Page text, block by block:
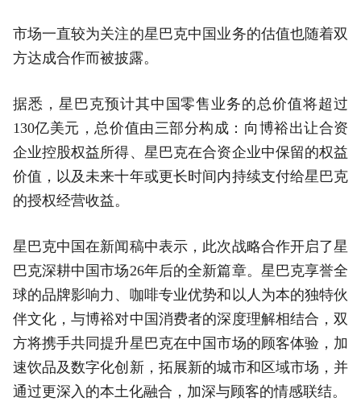
市场一直较为关注的星巴克中国业务的估值也随着双
方达成合作而被披露。
据悉，星巴克预计其中国零售业务的总价值将超过
130亿美元，总价值由三部分构成：向博裕出让合资
企业控股权益所得、星巴克在合资企业中保留的权益
价值，以及未来十年或更长时间内持续支付给星巴克
的授权经营收益。
星巴克中国在新闻稿中表示，此次战略合作开启了星
巴克深耕中国市场26年后的全新篇章。星巴克享誉全
球的品牌影响力、咖啡专业优势和以人为本的独特伙
伴文化，与博裕对中国消费者的深度理解相结合，双
方将携手共同提升星巴克在中国市场的顾客体验，加
速饮品及数字化创新，拓展新的城市和区域市场，并
通过更深入的本土化融合，加深与顾客的情感联结。